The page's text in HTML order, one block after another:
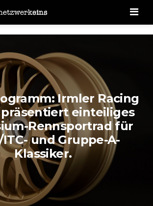
Irmler Racing
einteiliges
Rennsportrad für
und Gruppe-A-
Klassiker.